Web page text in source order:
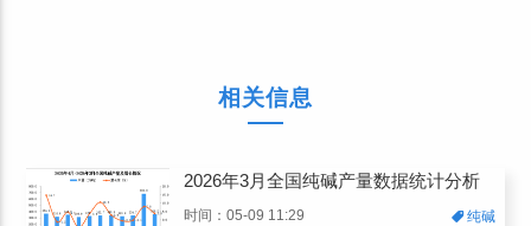
相关信息
2026年3月全国纯碱产量数据统计分析
时间：05-09 11:29 纯碱